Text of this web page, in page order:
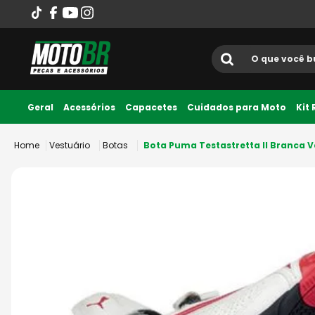
O que você busca?
Termos
1º ls2
2º norisk
axxis fenix
8º race tech
Geral Acessórios Capacetes Cuidados para Moto Kit
Até 10x sem juros
Vestuário Botas Bota Puma Testastretta II Branca